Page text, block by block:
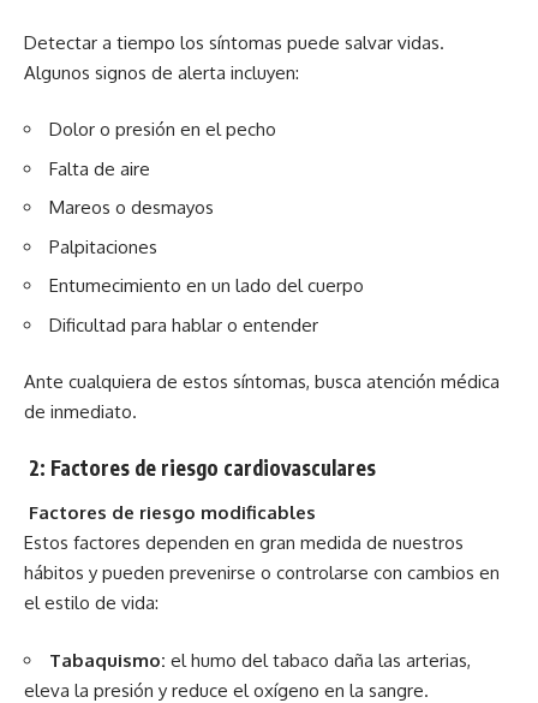
Detectar a tiempo los síntomas puede salvar vidas.
Algunos signos de alerta incluyen:
Dolor o presión en el pecho
Falta de aire
Mareos o desmayos
Palpitaciones
Entumecimiento en un lado del cuerpo
Dificultad para hablar o entender
Ante cualquiera de estos síntomas, busca atención médica
de inmediato.
2: Factores de riesgo cardiovasculares
Factores de riesgo modificables
Estos factores dependen en gran medida de nuestros
hábitos y pueden prevenirse o controlarse con cambios en
el estilo de vida:
Tabaquismo: el humo del tabaco daña las arterias,
eleva la presión y reduce el oxígeno en la sangre.